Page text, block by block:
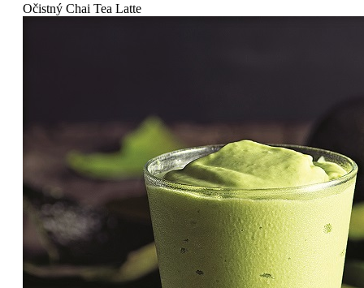
Očistný Chai Tea Latte